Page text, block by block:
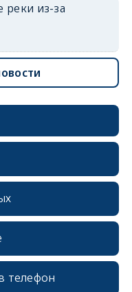
реки из-за
телефон